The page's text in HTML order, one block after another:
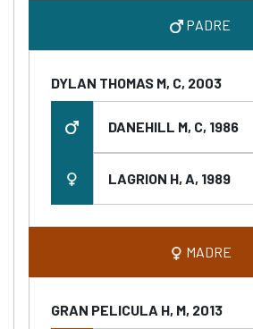
PADRE
DYLAN THOMAS M, C, 2003
DANEHILL M, C, 1986
LAGRION H, A, 1989
MADRE
GRAN PELICULA H, M, 2013